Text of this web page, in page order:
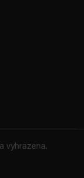
vyhrazena.